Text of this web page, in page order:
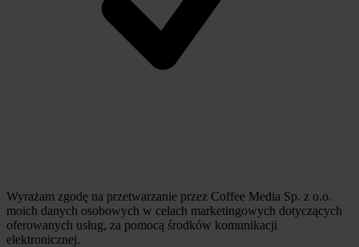
Wyrażam zgodę na przetwarzanie przez Coffee Media Sp. z o.o.
moich danych osobowych w celach marketingowych dotyczących
oferowanych usług, za pomocą środków komunikacji
elektronicznej.